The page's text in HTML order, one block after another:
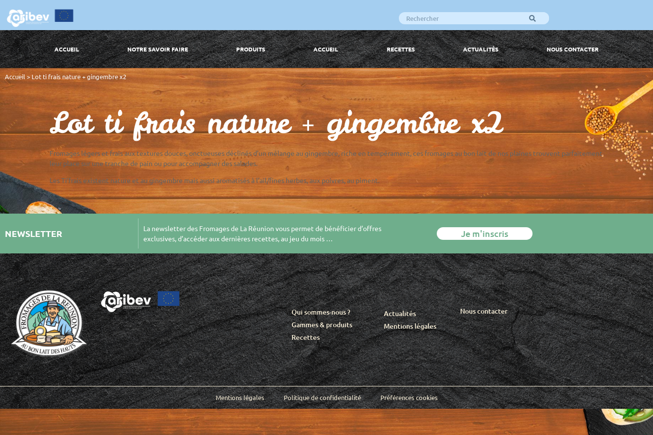
ACCUEIL NOTRE SAVOIR FAIRE PRODUITS ACCUEIL RECETTES ACTUALITÉS NOUS CONTACTER
Accueil > Lot ti frais nature + gingembre x2
Lot ti frais nature + gingembre x2
Fromages légers et frais aux textures douces, onctueuses déclinés d’un mélange au gingembre, riche en tempérament, ces fromages au bon lait de nos plaines trouvent parfaitement
leur place sur une tranche de pain ou pour accompagner des salades.
Les Ti’frais existent nature et au gingembre mais aussi aromatisés à l’ail/fines herbes, aux poivres, au piment.
NEWSLETTER
La newsletter des Fromages de La Réunion vous permet de bénéficier d’offres
exclusives, d’accéder aux dernières recettes, au jeu du mois …
Je m'inscris
Qui sommes-nous ?
Gammes & produits
Recettes
Actualités
Mentions légales
Nous contacter
Mentions légales Politique de confidentialité Préférences cookies